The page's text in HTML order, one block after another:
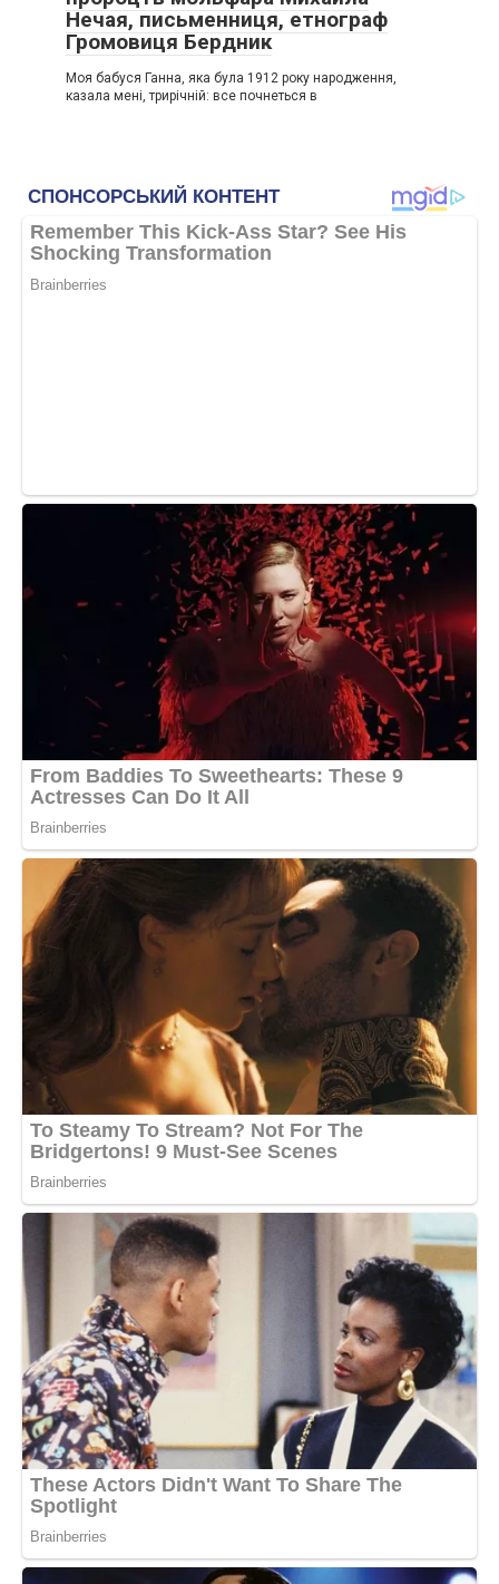
Нечая, письменниця, етнограф
Громовиця Бердник
Моя бабуся Ганна, яка була 1912 року народження,
казала мені, трирічній: все почнеться в